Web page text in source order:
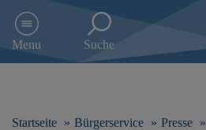
e
Menu Suche
Startseite Bürgerservice Presse